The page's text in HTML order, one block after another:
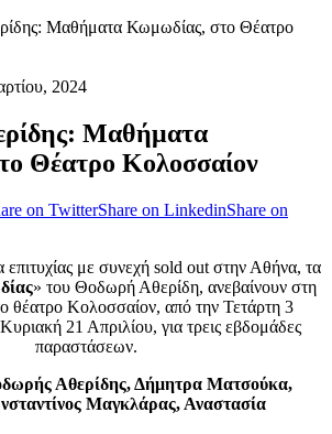
Μαθήματα Κωμωδίας, στο Θέατρο
2024
Μαθήματα
Θέατρο Κολοσσαίον
on TwitterShare on LinkedinShare on
επιτυχίας με συνεχή sold out στην Αθήνα, τα
» του Θοδωρή Αθερίδη, ανεβαίνουν στη
θέατρο Κολοσσαίον, από την Τετάρτη 3
21 Απριλίου, για τρεις εβδομάδες
παραστάσεων.
Αθερίδης, Δήμητρα Ματσούκα,
Μαγκλάρας, Αναστασία